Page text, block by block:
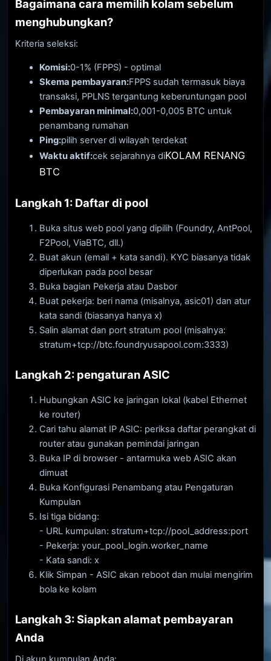
Bagaimana cara memilih kolam sebelum
menghubungkan?
Kriteria seleksi:
Komisi:0-1% (FPPS) - optimal
Skema pembayaran:FPPS sudah termasuk biaya
transaksi, PPLNS tergantung keberuntungan pool
Pembayaran minimal:0,001-0,005 BTC untuk
penambang rumahan
Ping:pilih server di wilayah terdekat
Waktu aktif:cek sejarahnya diKOLAM RENANG
BTC
Langkah 1: Daftar di pool
Buka situs web pool yang dipilih (Foundry, AntPool,
F2Pool, ViaBTC, dll.)
Buat akun (email + kata sandi). KYC biasanya tidak
diperlukan pada pool besar
Buka bagian Pekerja atau Dasbor
Buat pekerja: beri nama (misalnya, asic01) dan atur
kata sandi (biasanya hanya x)
Salin alamat dan port stratum pool (misalnya:
stratum+tcp://btc.foundryusapool.com:3333)
Langkah 2: pengaturan ASIC
Hubungkan ASIC ke jaringan lokal (kabel Ethernet
ke router)
Cari tahu alamat IP ASIC: periksa daftar perangkat di
router atau gunakan pemindai jaringan
Buka IP di browser - antarmuka web ASIC akan
dimuat
Buka Konfigurasi Penambang atau Pengaturan
Kumpulan
Isi tiga bidang:
- URL kumpulan: stratum+tcp://pool_address:port
- Pekerja: your_pool_login.worker_name
- Kata sandi: x
Klik Simpan - ASIC akan reboot dan mulai mengirim
bola ke kolam
Langkah 3: Siapkan alamat pembayaran
Anda